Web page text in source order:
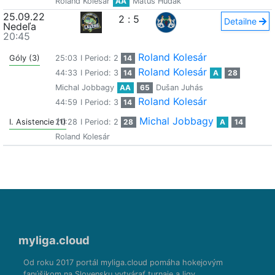
25.09.22
Nedeľa
20:45
2 : 5 Detailne
Góly (3) 25:03 I Period: 2 14 Roland Kolesár
44:33 I Period: 3 14 Roland Kolesár A
28
Michal Jobbagy
AA 65
Dušan Juhás
44:59 I Period: 3 14 Roland Kolesár
I. Asistencie (1)20:28 I Period: 2 28 Michal Jobbagy A
14
Roland Kolesár
myliga.cloud
Od roku 2017 portál myliga.cloud pomáha hokejovým